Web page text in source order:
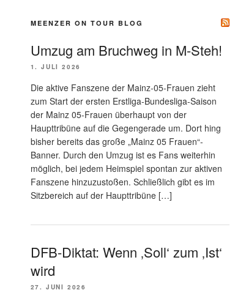
MEENZER ON TOUR BLOG
Umzug am Bruchweg in M-Steh!
1. JULI 2026
Die aktive Fanszene der Mainz-05-Frauen zieht
zum Start der ersten Erstliga-Bundesliga-Saison
der Mainz 05-Frauen überhaupt von der
Haupttribüne auf die Gegengerade um. Dort hing
bisher bereits das große „Mainz 05 Frauen“-
Banner. Durch den Umzug ist es Fans weiterhin
möglich, bei jedem Heimspiel spontan zur aktiven
Fanszene hinzuzustoßen. Schließlich gibt es im
Sitzbereich auf der Haupttribüne […]
DFB-Diktat: Wenn ‚Soll‘ zum ‚Ist‘
wird
27. JUNI 2026